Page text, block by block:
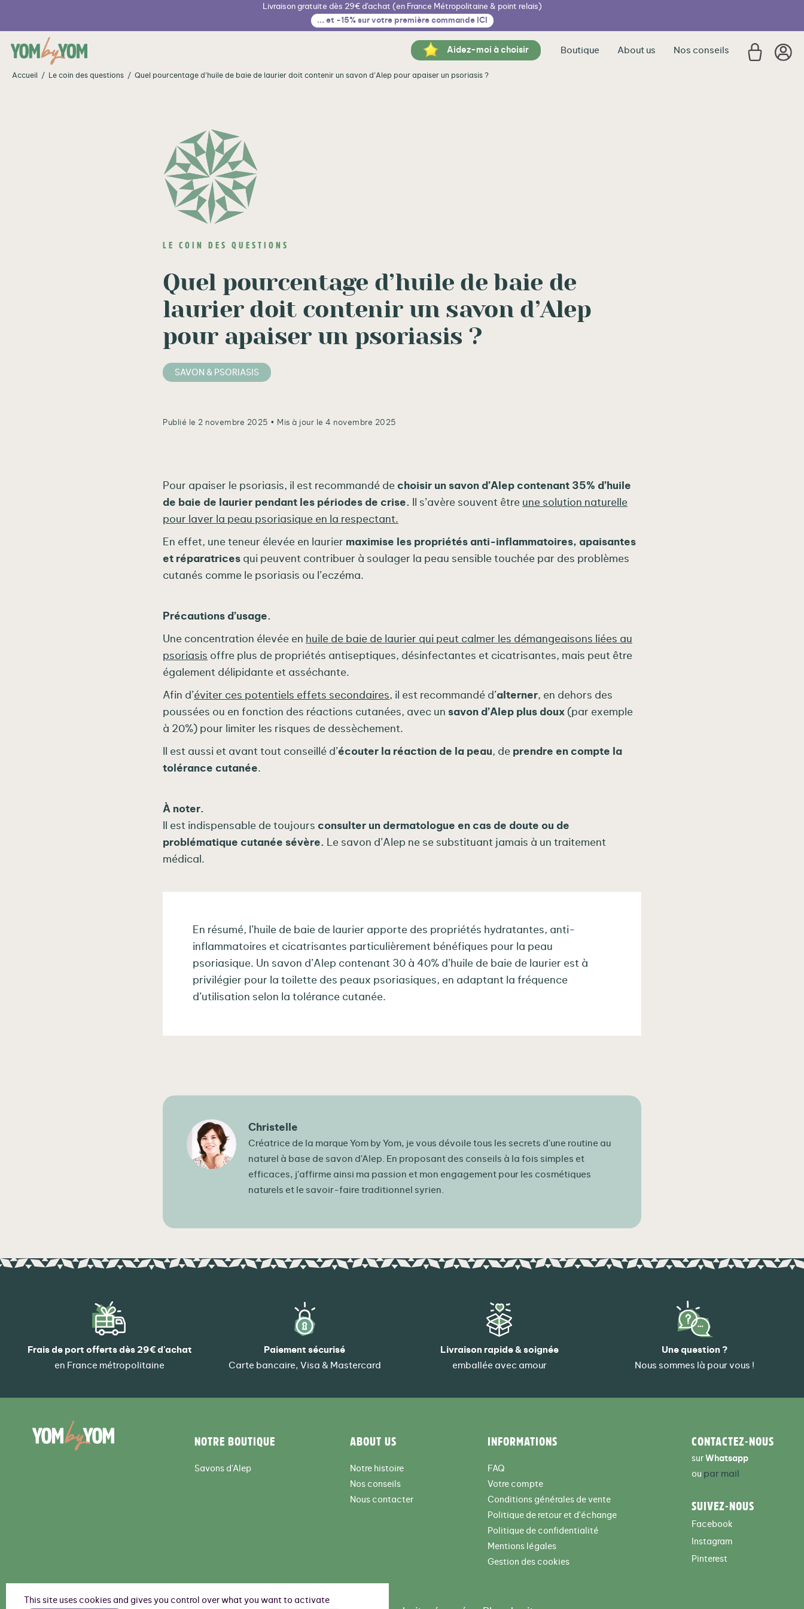
Livraison gratuite dès 29€ d'achat (en France Métropolitaine & point relais)
... et -15% sur votre première commande ICI
Aidez-moi à choisir Boutique About us Nos conseils
Accueil / Le coin des questions / Quel pourcentage d’huile de baie de laurier doit contenir un savon d’Alep pour apaiser un psoriasis ?
LE COIN DES QUESTIONS
Quel pourcentage d’huile de baie de
laurier doit contenir un savon d’Alep
pour apaiser un psoriasis ?
SAVON & PSORIASIS
Publié le 2 novembre 2025 • Mis à jour le 4 novembre 2025
Pour apaiser le psoriasis, il est recommandé de choisir un savon d’Alep contenant 35% d’huile
de baie de laurier pendant les périodes de crise.
Il s’avère souvent être une solution naturelle
pour laver la peau psoriasique en la respectant.
En effet, une teneur élevée en laurier maximise les propriétés anti-inflammatoires, apaisantes
et réparatrices qui peuvent contribuer à soulager la peau sensible touchée par des problèmes
cutanés comme le psoriasis ou l’eczéma.
Précautions d’usage.
Une concentration élevée en huile de baie de laurier qui peut calmer les démangeaisons liées au
psoriasis offre plus de propriétés antiseptiques, désinfectantes et cicatrisantes, mais peut être
également délipidante et asséchante.
Afin d’éviter ces potentiels effets secondaires, il est recommandé d’alterner, en dehors des
poussées ou en fonction des réactions cutanées, avec un savon d’Alep plus doux (par exemple
à 20%) pour limiter les risques de dessèchement.
Il est aussi et avant tout conseillé d’écouter la réaction de la peau, de prendre en compte la
tolérance cutanée.
À noter.
Il est indispensable de toujours consulter un dermatologue en cas de doute ou de
problématique cutanée sévère.
Le savon d’Alep ne se substituant jamais à un traitement
médical.
En résumé, l’huile de baie de laurier apporte des propriétés hydratantes, anti-
inflammatoires et cicatrisantes particulièrement bénéfiques pour la peau
psoriasique. Un savon d’Alep contenant 30 à 40% d’huile de baie de laurier est à
privilégier pour la toilette des peaux psoriasiques, en adaptant la fréquence
d’utilisation selon la tolérance cutanée.
Christelle
Créatrice de la marque Yom by Yom, je vous dévoile tous les secrets d'une routine au
naturel à base de savon d'Alep. En proposant des conseils à la fois simples et
efficaces, j'affirme ainsi ma passion et mon engagement pour les cosmétiques
naturels et le savoir-faire traditionnel syrien.
Frais de port offerts dès 29€ d'achat
en France métropolitaine
Paiement sécurisé
Carte bancaire, Visa & Mastercard
Livraison rapide & soignée
emballée avec amour
Une question ?
Nous sommes là pour vous !
NOTRE BOUTIQUE
Savons d'Alep
ABOUT US
Notre histoire
Nos conseils
Nous contacter
INFORMATIONS
FAQ
Votre compte
Conditions générales de vente
Politique de retour et d'échange
Politique de confidentialité
Mentions légales
Gestion des cookies
CONTACTEZ-NOUS
sur Whatsapp
ou par mail
SUIVEZ-NOUS
Facebook
Instagram
Pinterest
This site uses cookies and gives you control over what you want to activate